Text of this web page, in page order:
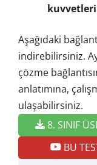
kuvvetleri
Aşağıdaki
indirebilirsiniz.
çözme
anlatımına,
ulaşabilirsiniz.
8. SINIF
BU